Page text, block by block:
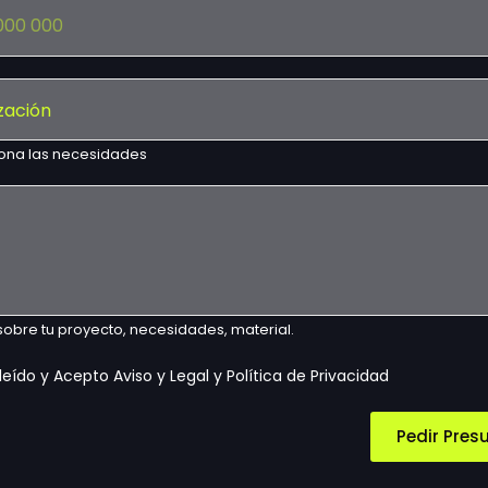
las necesidades
tu proyecto, necesidades, material.
y Acepto Aviso y Legal y Política de Privacidad
Pedir